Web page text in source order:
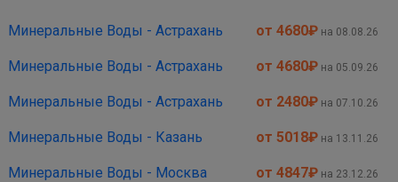
Минеральные Воды - Астрахань от 4680₽ на 08.08.26
Минеральные Воды - Астрахань от 4680₽ на 05.09.26
Минеральные Воды - Астрахань от 2480₽ на 07.10.26
Минеральные Воды - Казань от 5018₽ на 13.11.26
Минеральные Воды - Москва от 4847₽ на 23.12.26